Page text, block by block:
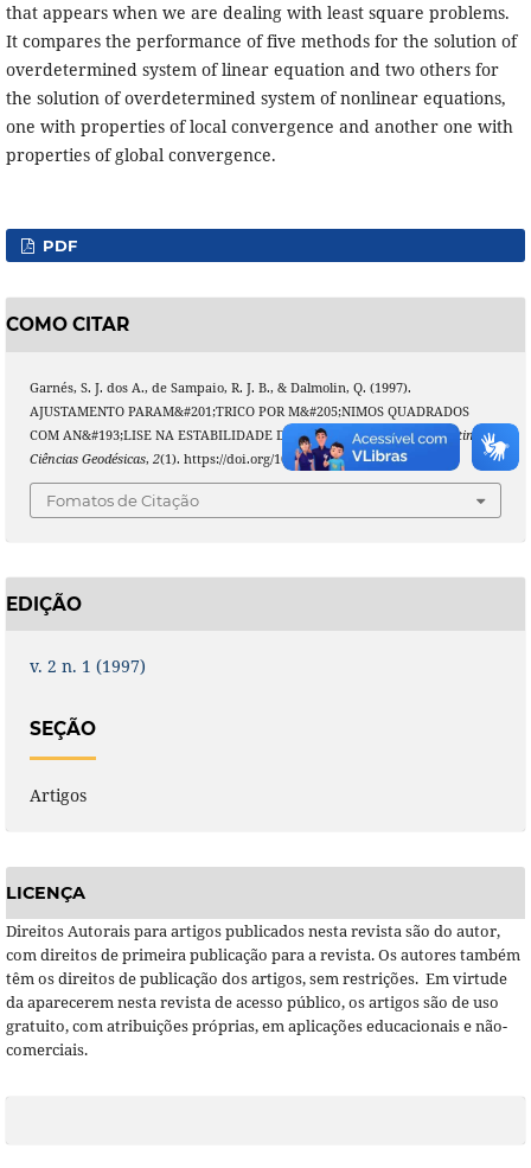
that appears when we are dealing with least square problems.
It compares the performance of five methods for the solution of
overdetermined system of linear equation and two others for
the solution of overdetermined system of nonlinear equations,
one with properties of local convergence and another one with
properties of global convergence.
PDF
COMO CITAR
Garnés, S. J. dos A., de Sampaio, R. J. B., & Dalmolin, Q. (1997).
AJUSTAMENTO PARAM&#201;TRICO POR M&#205;NIMOS QUADRADOS
COM AN&#193;LISE NA ESTABILIDADE DA SOLU&#199;&#195;O.Boletim De
Ciências Geodésicas, 2(1). https://doi.org/10.5380/bcg.v2i1.1469
Fomatos de Citação
EDIÇÃO
v. 2 n. 1 (1997)
SEÇÃO
Artigos
LICENÇA
Direitos Autorais para artigos publicados nesta revista são do autor,
com direitos de primeira publicação para a revista. Os autores também
têm os direitos de publicação dos artigos, sem restrições. Em virtude
da aparecerem nesta revista de acesso público, os artigos são de uso
gratuito, com atribuições próprias, em aplicações educacionais e não-
comerciais.